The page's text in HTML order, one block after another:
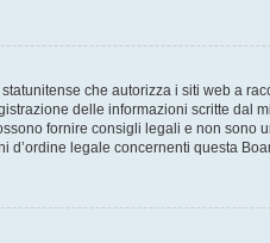
che autorizza i siti web a
delle informazioni scritte dal
fornire consigli legali e non
d’ordine legale concernenti questa